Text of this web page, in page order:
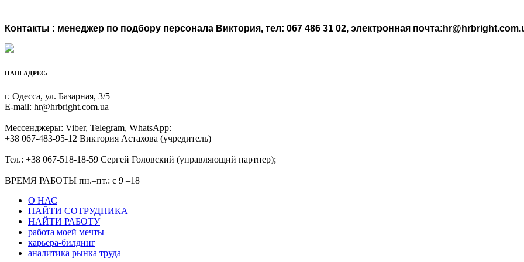
Контакты : менеджер по подбору персонала Виктория, тел: 067 486 31 02, электронная
НАШ АДРЕС:
г. Одесса, ул. Базарная, 3/5
E-mail: hr@hrbright.com.ua
Мессенджеры: Viber, Telegram, WhatsApp:
+38 067-483-95-12 Виктория Астахова (учредитель)
Тел.: +38 067-518-18-59 Сергей Головский (управляющий партнер);
ВРЕМЯ РАБОТЫ пн.–пт.: с 9 –18
О НАС
НАЙТИ СОТРУДНИКА
НАЙТИ РАБОТУ
работа моей мечты
карьера-билдинг
аналитика рынка труда